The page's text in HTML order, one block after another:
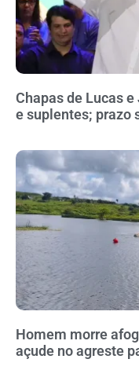
Chapas de Lucas
e suplentes; prazo
Homem morre
açude no agreste